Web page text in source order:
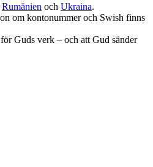
Rumänien och Ukraina.
om kontonummer och Swish finns
Guds verk – och att Gud sänder